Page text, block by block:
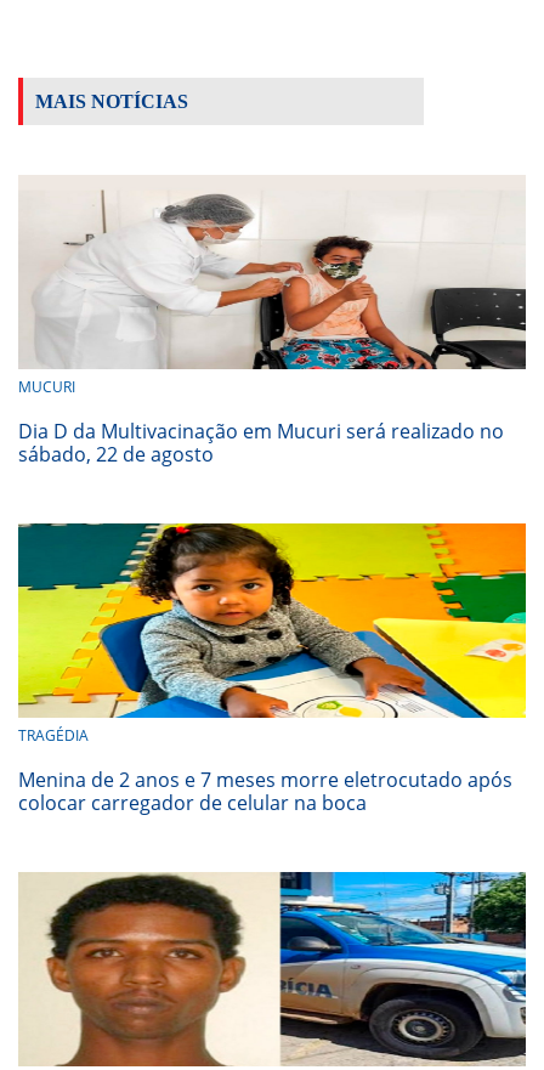
MAIS NOTÍCIAS
MUCURI
Dia D da Multivacinação em Mucuri será realizado no
sábado, 22 de agosto
TRAGÉDIA
Menina de 2 anos e 7 meses morre eletrocutado após
colocar carregador de celular na boca